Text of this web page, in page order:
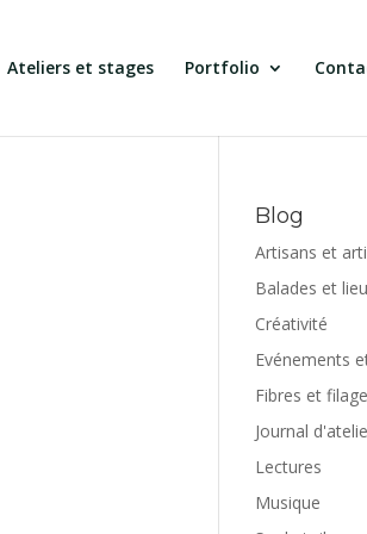
Ateliers et stages Portfolio
Blog
Artisans et
Balades et
Créativité
Evénements
Fibres et filage
Journal
Lectures
Musique